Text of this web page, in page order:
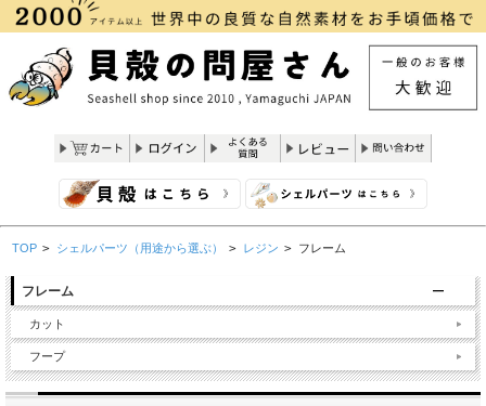
TOP > シェルパーツ（用途から選ぶ） > レジン > フレーム
フレーム
カット
フープ